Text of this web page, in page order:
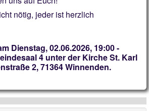
nötig, jeder ist herzlich
Dienstag, 02.06.2026, 19:00 -
4 unter der Kirche St. Karl
2, 71364 Winnenden.